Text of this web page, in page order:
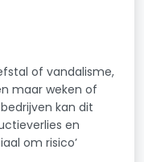
of vandalisme,
maar weken of
kan dit
en
om risico’